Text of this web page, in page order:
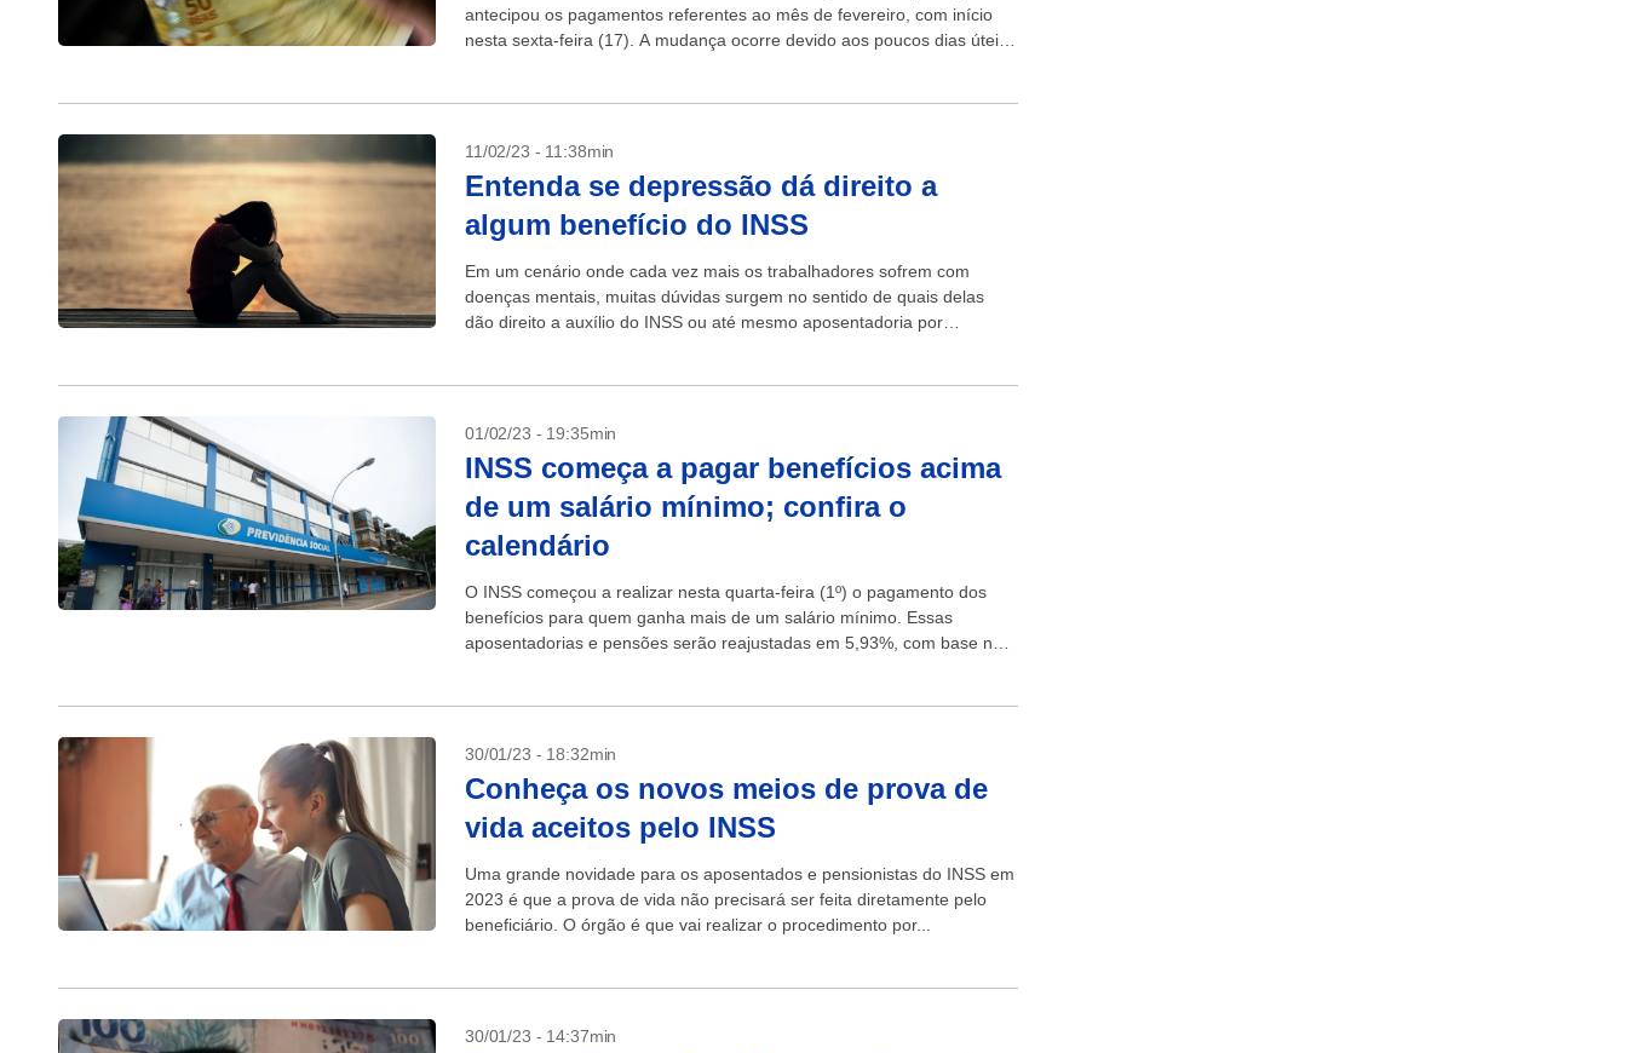
antecipou os pagamentos referentes ao mês de fevereiro, com início
nesta sexta-feira (17). A mudança ocorre devido aos poucos dias úteis
11/02/23 - 11:38min
Entenda se depressão dá direito a
algum benefício do INSS
Em um cenário onde cada vez mais os trabalhadores sofrem com
doenças mentais, muitas dúvidas surgem no sentido de quais delas
dão direito a auxílio do INSS ou até mesmo aposentadoria por
01/02/23 - 19:35min
INSS começa a pagar benefícios acima
de um salário mínimo; confira o
calendário
O INSS começou a realizar nesta quarta-feira (1º) o pagamento dos
benefícios para quem ganha mais de um salário mínimo. Essas
aposentadorias e pensões serão reajustadas em 5,93%, com base na
30/01/23 - 18:32min
Conheça os novos meios de prova de
vida aceitos pelo INSS
Uma grande novidade para os aposentados e pensionistas do INSS em
2023 é que a prova de vida não precisará ser feita diretamente pelo
beneficiário. O órgão é que vai realizar o procedimento por...
30/01/23 - 14:37min